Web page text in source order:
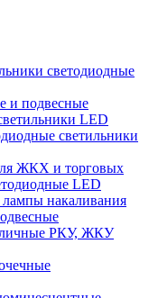
светодиодные
и подвесные
LED
светильники
ЖКХ и торговых
LED
накаливания
РКУ, ЖКУ